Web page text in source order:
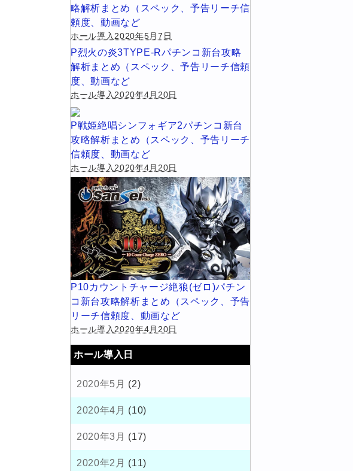
略解析まとめ（スペック、予告リーチ信
頼度、動画など
ホール導入2020年5月7日
P烈火の炎3TYPE-Rパチンコ新台攻略
解析まとめ（スペック、予告リーチ信頼
度、動画など
ホール導入2020年4月20日
P戦姫絶唱シンフォギア2パチンコ新台
攻略解析まとめ（スペック、予告リーチ
信頼度、動画など
ホール導入2020年4月20日
P10カウントチャージ絶狼(ゼロ)パチン
コ新台攻略解析まとめ（スペック、予告
リーチ信頼度、動画など
ホール導入2020年4月20日
ホール導入日
2020年5月 (2)
2020年4月 (10)
2020年3月 (17)
2020年2月 (11)